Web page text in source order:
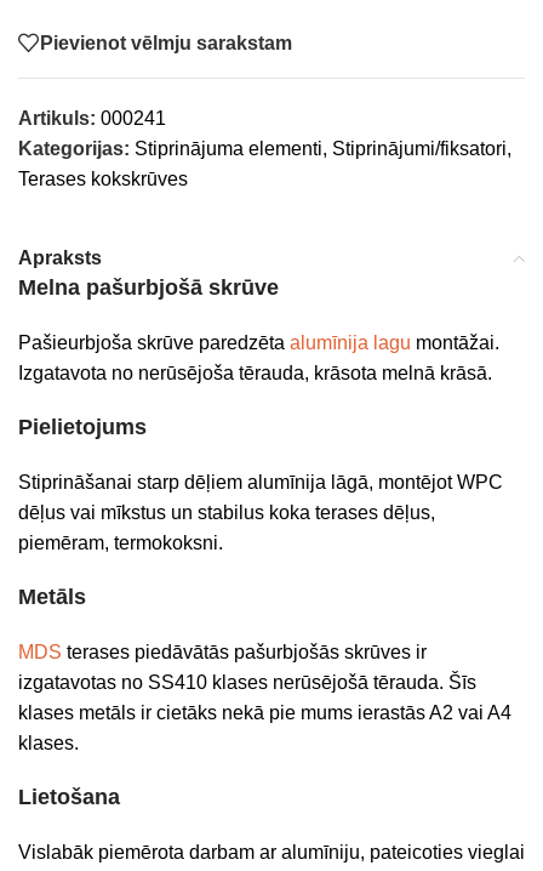
Pievienot vēlmju sarakstam
Artikuls: 000241
Kategorijas: Stiprinājuma elementi, Stiprinājumi/fiksatori,
Terases kokskrūves
Apraksts
Melna pašurbjošā skrūve
Pašieurbjoša skrūve paredzēta alumīnija lagu montāžai.
Izgatavota no nerūsējoša tērauda, krāsota melnā krāsā.
Pielietojums
Stiprināšanai starp dēļiem alumīnija lāgā, montējot WPC
dēļus vai mīkstus un stabilus koka terases dēļus,
piemēram, termokoksni.
Metāls
MDS terases piedāvātās pašurbjošās skrūves ir
izgatavotas no SS410 klases nerūsējošā tērauda. Šīs
klases metāls ir cietāks nekā pie mums ierastās A2 vai A4
klases.
Lietošana
Vislabāk piemērota darbam ar alumīniju, pateicoties vieglai